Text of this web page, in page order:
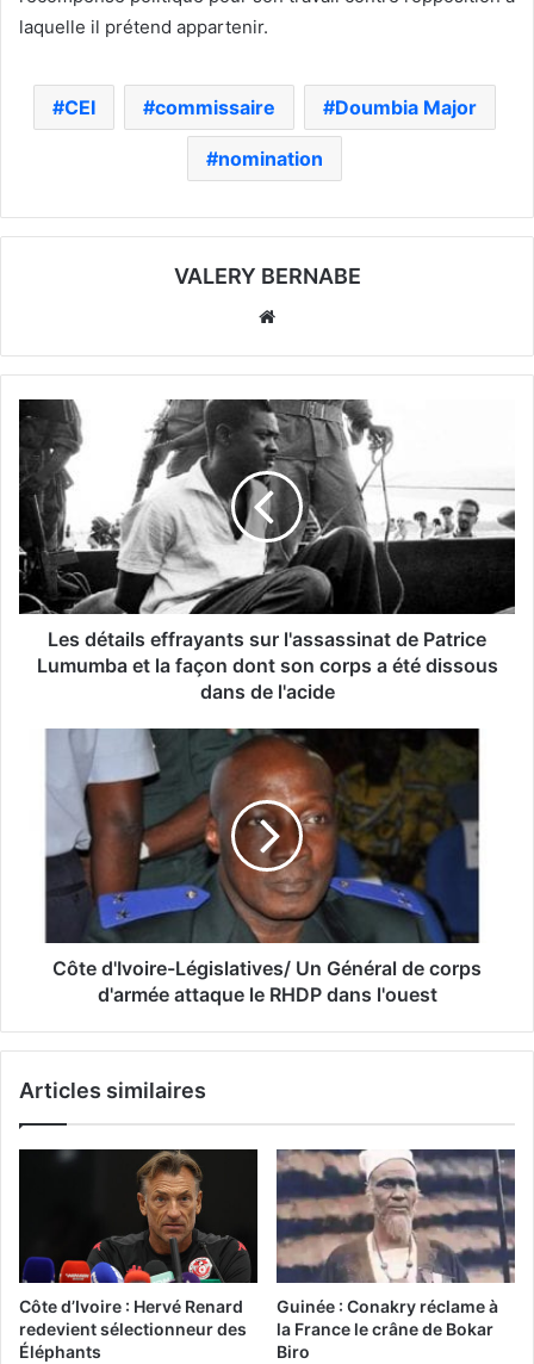
laquelle il prétend appartenir.
CEI commissaire Doumbia Major
nomination
VALERY BERNABE
Les détails effrayants sur l'assassinat de Patrice
Lumumba et la façon dont son corps a été dissous
dans de l'acide
Côte d'Ivoire-Législatives/ Un Général de corps
d'armée attaque le RHDP dans l'ouest
Articles similaires
Côte d’Ivoire : Hervé Renard
redevient sélectionneur des
Éléphants
Guinée : Conakry réclame à
la France le crâne de Bokar
Biro